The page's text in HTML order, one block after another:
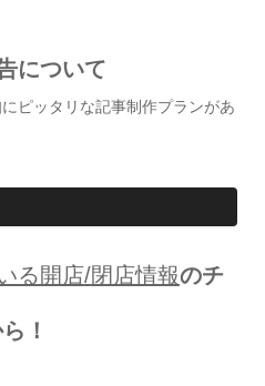
について
ピッタリな記事制作プランがあ
る開店/閉店情報のチ
！